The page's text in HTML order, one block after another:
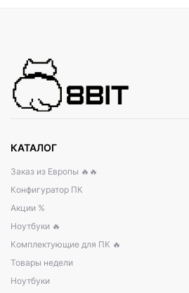
КАТАЛОГ
Заказ из Европы 🔥🔥
Конфигуратор ПК
Акции %
Ноутбуки 🔥
Комплектующие для ПК 🔥
Товары недели
Ноутбуки